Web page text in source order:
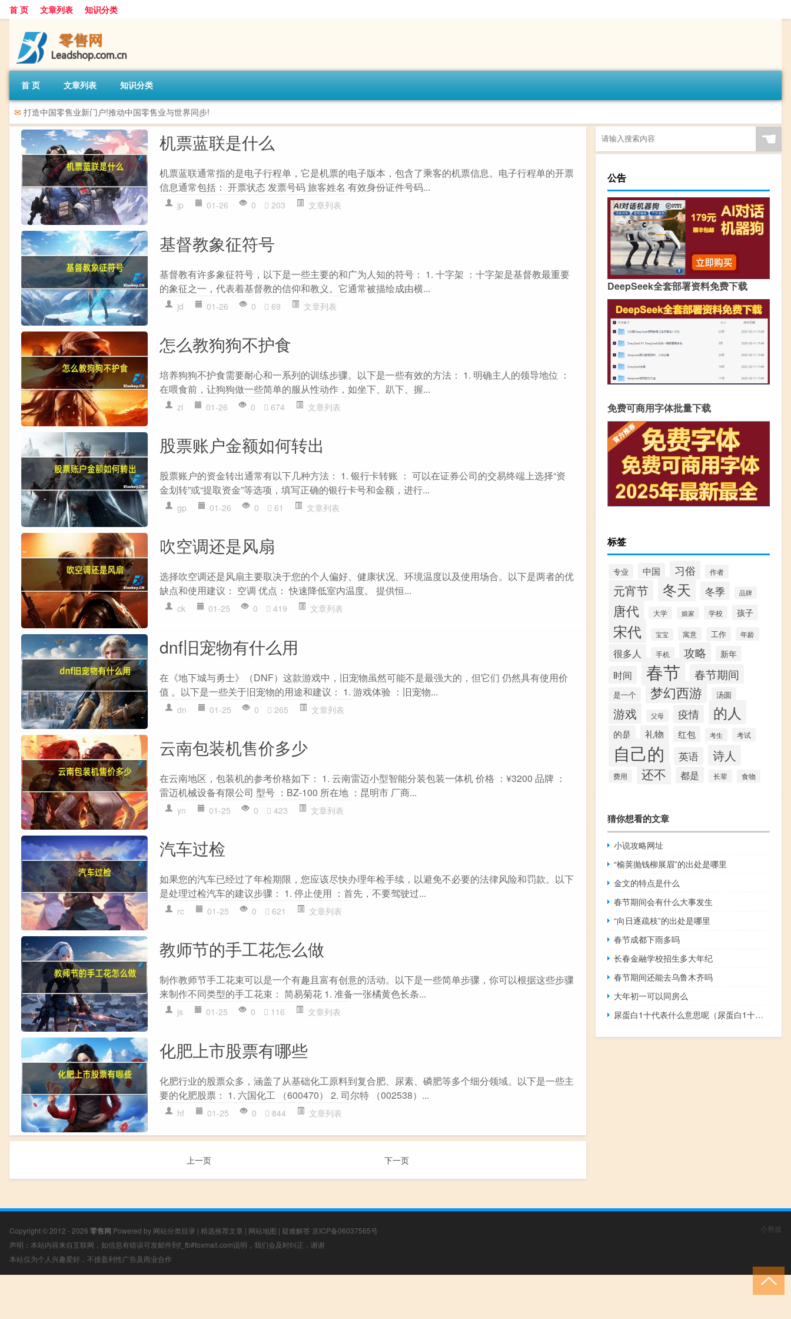
首 页 文章列表 知识分类
首 页 文章列表 知识分类
✉ 打造中国零售业新门户!推动中国零售业与世界同步!
机票蓝联是什么
机票蓝联通常指的是电子行程单，它是机票的电子版本，包含了乘客的机票信息。电子行程单的开票
信息通常包括： 开票状态 发票号码 旅客姓名 有效身份证件号码...
jp 01-26 0 203 文章列表
基督教象征符号
基督教有许多象征符号，以下是一些主要的和广为人知的符号： 1. 十字架 ：十字架是基督教最重要
的象征之一，代表着基督教的信仰和教义。它通常被描绘成由横...
jd 01-26 0 69 文章列表
怎么教狗狗不护食
培养狗狗不护食需要耐心和一系列的训练步骤。以下是一些有效的方法： 1. 明确主人的领导地位 ：
在喂食前，让狗狗做一些简单的服从性动作，如坐下、趴下、握...
zl 01-26 0 674 文章列表
股票账户金额如何转出
股票账户的资金转出通常有以下几种方法： 1. 银行卡转账 ： 可以在证券公司的交易终端上选择“资
金划转”或“提取资金”等选项，填写正确的银行卡号和金额，进行...
gp 01-26 0 61 文章列表
吹空调还是风扇
选择吹空调还是风扇主要取决于您的个人偏好、健康状况、环境温度以及使用场合。以下是两者的优
缺点和使用建议： 空调 优点： 快速降低室内温度。 提供恒...
ck 01-25 0 419 文章列表
dnf旧宠物有什么用
在《地下城与勇士》（DNF）这款游戏中，旧宠物虽然可能不是最强大的，但它们 仍然具有使用价
值 。以下是一些关于旧宠物的用途和建议： 1. 游戏体验 ：旧宠物...
dn 01-25 0 265 文章列表
云南包装机售价多少
在云南地区，包装机的参考价格如下： 1. 云南雷迈小型智能分装包装一体机 价格 ：¥3200 品牌 ：
雷迈机械设备有限公司 型号 ：BZ-100 所在地 ：昆明市 厂商...
yn 01-25 0 423 文章列表
汽车过检
如果您的汽车已经过了年检期限，您应该尽快办理年检手续，以避免不必要的法律风险和罚款。以下
是处理过检汽车的建议步骤： 1. 停止使用 ：首先，不要驾驶过...
rc 01-25 0 621 文章列表
教师节的手工花怎么做
制作教师节手工花束可以是一个有趣且富有创意的活动。以下是一些简单步骤，你可以根据这些步骤
来制作不同类型的手工花束： 简易菊花 1. 准备一张橘黄色长条...
js 01-25 0 116 文章列表
化肥上市股票有哪些
化肥行业的股票众多，涵盖了从基础化工原料到复合肥、尿素、磷肥等多个细分领域。以下是一些主
要的化肥股票： 1. 六国化工 （600470） 2. 司尔特 （002538）...
hf 01-25 0 844 文章列表
上一页 下一页
☚
公告
DeepSeek全套部署资料免费下载
免费可商用字体批量下载
标签
专业 中国 习俗 作者
元宵节 冬天 冬季 品牌
唐代 大学 娘家 学校 孩子
宋代 宝宝 寓意 工作 年龄
很多人 手机 攻略 新年
时间 春节 春节期间
是一个 梦幻西游 汤圆
游戏 父母 疫情 的人
的是 礼物 红包 考生 考试
自己的 英语 诗人
费用 还不 都是 长辈 食物
猜你想看的文章
小说攻略网址
“榆荚抛钱柳展眉”的出处是哪里
金文的特点是什么
春节期间会有什么大事发生
“向日逐疏枝”的出处是哪里
春节成都下雨多吗
长春金融学校招生多大年纪
春节期间还能去乌鲁木齐吗
大年初一可以同房么
尿蛋白1十代表什么意思呢（尿蛋白1十代表什么意思）
Copyright © 2012 - 2026 零售网 Powered by 网站分类目录 | 精选推荐文章 | 网站地图 | 疑难解答 京ICP备06037565号
声明：本站内容来自互联网，如信息有错误可发邮件到f_fb#foxmail.com说明，我们会及时纠正，谢谢
本站仅为个人兴趣爱好，不接盈利性广告及商业合作
小男孩